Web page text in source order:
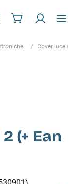
Cover luce
(+ Ean